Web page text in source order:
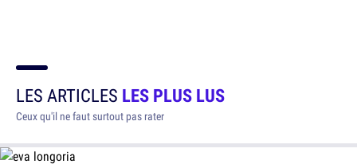
LES ARTICLES LES PLUS LUS
Ceux qu'il ne faut surtout pas rater